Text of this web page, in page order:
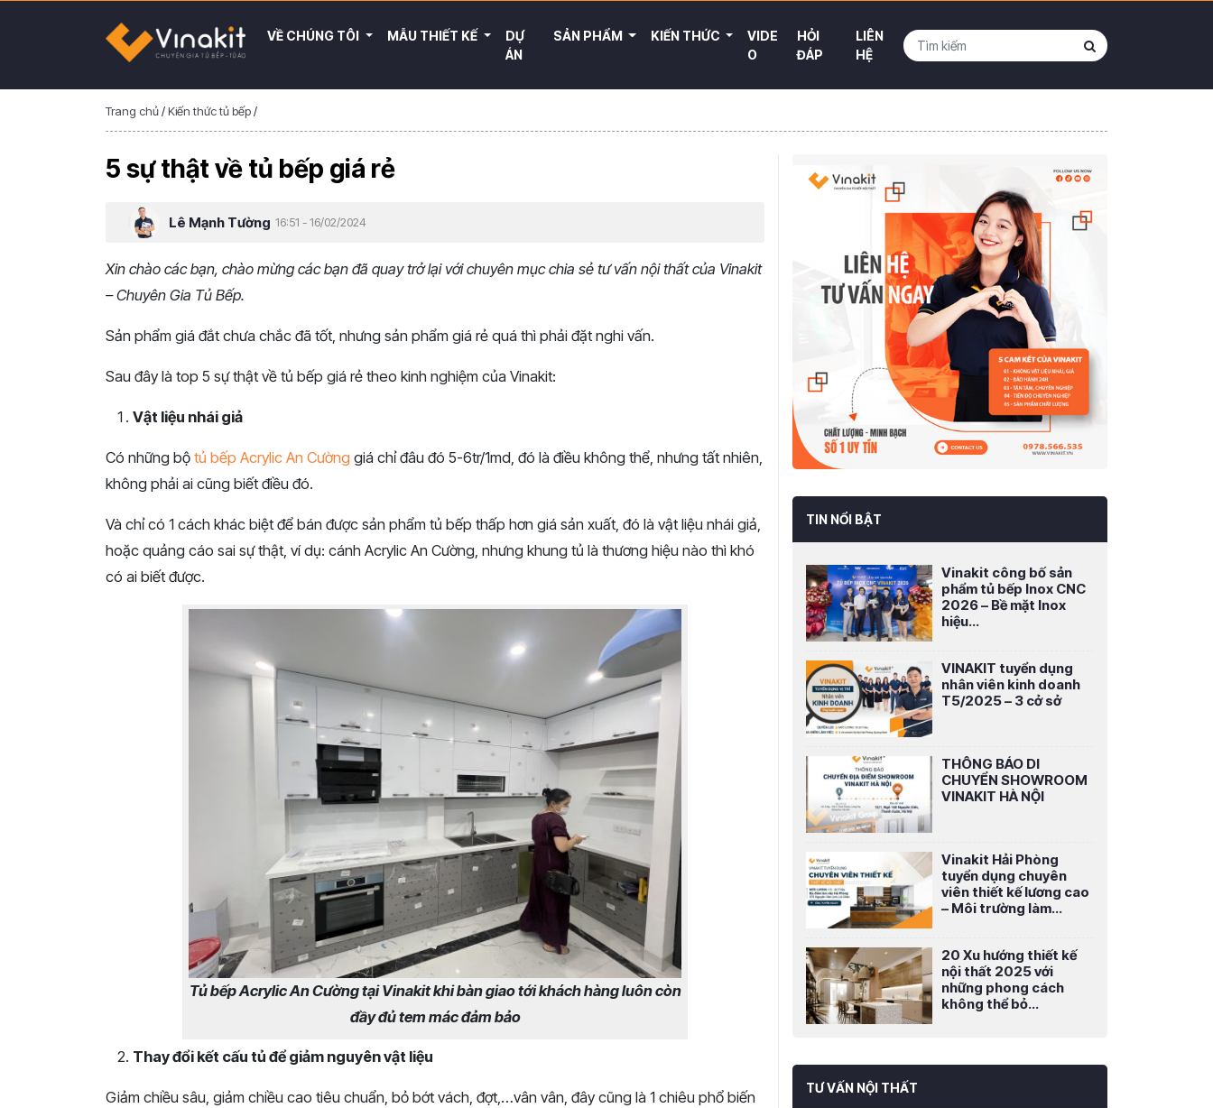
VỀ CHÚNG TÔI MẪU THIẾT KẾ
DỰ
ÁN
SẢN PHẨM KIẾN THỨC
VIDE
O
HỎI
ĐÁP
LIÊN
HỆ
Trang chủ/Kiến thức tủ bếp/
5 sự thật về tủ bếp giá rẻ
Lê Mạnh Tường 16:51 - 16/02/2024
Xin chào các bạn, chào mừng các bạn đã quay trở lại với chuyên mục chia sẻ tư vấn nội thất của Vinakit
– Chuyên Gia Tủ Bếp.
Sản phẩm giá đắt chưa chắc đã tốt, nhưng sản phẩm giá rẻ quá thì phải đặt nghi vấn.
Sau đây là top 5 sự thật về tủ bếp giá rẻ theo kinh nghiệm của Vinakit:
Vật liệu nhái giả
Có những bộ tủ bếp Acrylic An Cường giá chỉ đâu đó 5-6tr/1md, đó là điều không thể, nhưng tất nhiên,
không phải ai cũng biết điều đó.
Và chỉ có 1 cách khác biệt để bán được sản phẩm tủ bếp thấp hơn giá sản xuất, đó là vật liệu nhái giả,
hoặc quảng cáo sai sự thật, ví dụ: cánh Acrylic An Cường, nhưng khung tủ là thương hiệu nào thì khó
có ai biết được.
Tủ bếp Acrylic An Cường tại Vinakit khi bàn giao tới khách hàng luôn còn
đầy đủ tem mác đảm bảo
Thay đổi kết cấu tủ để giảm nguyên vật liệu
Giảm chiều sâu, giảm chiều cao tiêu chuẩn, bỏ bớt vách, đợt,…vân vân, đây cũng là 1 chiêu phổ biến
TIN NỔI BẬT
Vinakit công bố sản
phẩm tủ bếp Inox CNC
2026 – Bề mặt Inox
hiệu...
VINAKIT tuyển dụng
nhân viên kinh doanh
T5/2025 – 3 cở sở
THÔNG BÁO DI
CHUYỂN SHOWROOM
VINAKIT HÀ NỘI
Vinakit Hải Phòng
tuyển dụng chuyên
viên thiết kế lương cao
– Môi trường làm...
20 Xu hướng thiết kế
nội thất 2025 với
những phong cách
không thể bỏ...
TƯ VẤN NỘI THẤT